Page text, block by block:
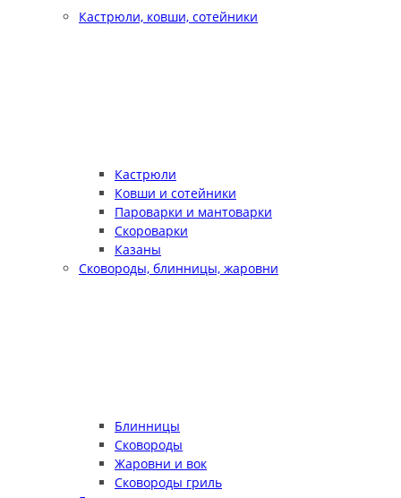
Кастрюли, ковши, сотейники
Кастрюли
Ковши и сотейники
Пароварки и мантоварки
Скороварки
Казаны
Сковороды, блинницы, жаровни
Блинницы
Сковороды
Жаровни и вок
Сковороды гриль